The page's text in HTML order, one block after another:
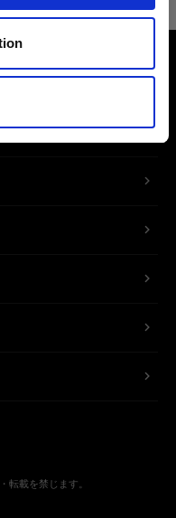
載を禁じます。